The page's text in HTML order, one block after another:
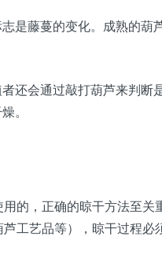
是藤蔓的变化。成熟的葫
还会通过敲打葫芦来判断
。
的，正确的晾干方法至
工艺品等），晾干过程必